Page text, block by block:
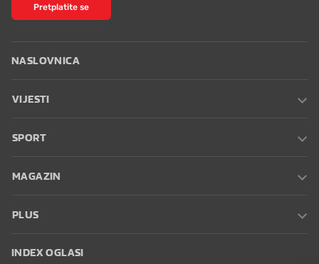
Pretplatite se
NASLOVNICA
VIJESTI
SPORT
MAGAZIN
PLUS
INDEX OGLASI